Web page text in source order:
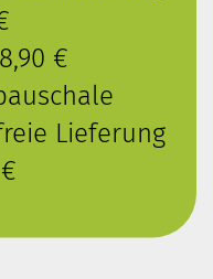
€
Lieferung